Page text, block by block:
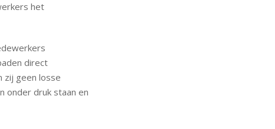
het
direct
zij geen losse
onder druk staan en